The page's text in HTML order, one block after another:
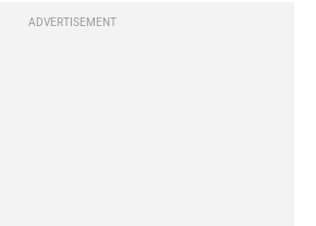
ADVERTISEMENT